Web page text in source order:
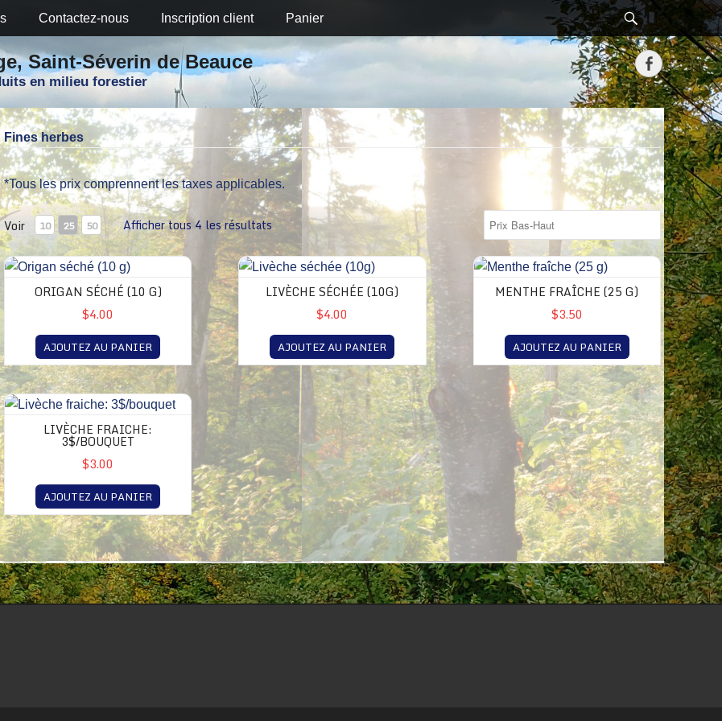
Saint-Séverin de Beauce
en milieu forestier
Facebook
Contactez-nous Inscription client Panier
Search
Fines herbes
*Tous les prix comprennent les taxes applicables.
Voir 10 25 50 Afficher tous 4 les résultats
ORIGAN SÉCHÉ (10 G)
$4.00
AJOUTEZ AU PANIER
LIVÈCHE SÉCHÉE (10G)
$4.00
AJOUTEZ AU PANIER
MENTHE FRAÎCHE (25 G)
$3.50
AJOUTEZ AU PANIER
LIVÈCHE FRAICHE:
3$/BOUQUET
$3.00
AJOUTEZ AU PANIER